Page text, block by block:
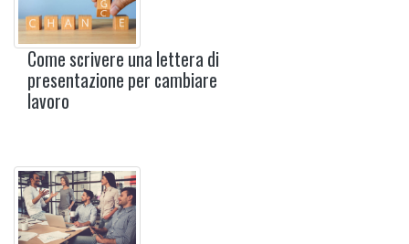
Come scrivere una lettera di
presentazione per cambiare
lavoro